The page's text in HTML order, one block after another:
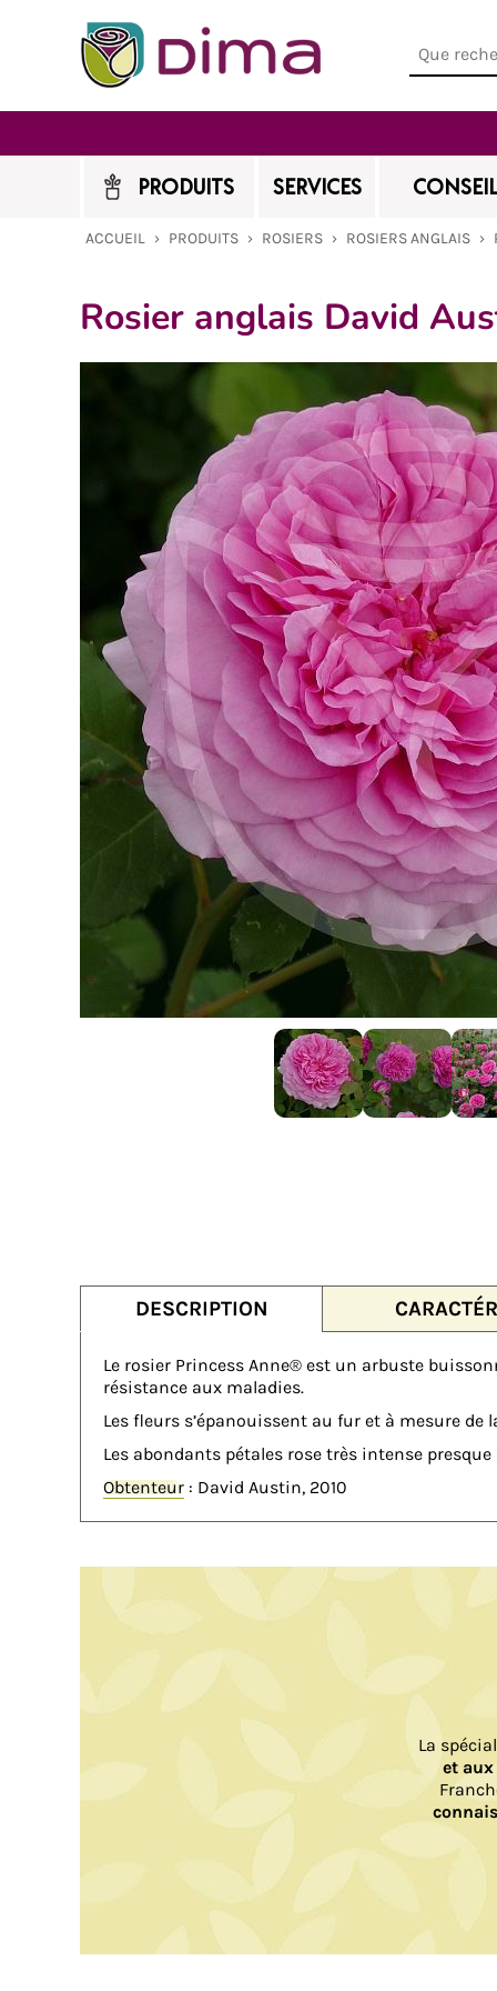
PRODUITS SERVICES
ACCUEIL › PRODUITS › ROSIERS › ROSIERS ANGLAIS ›
Rosier anglais David
DESCRIPTION
Le rosier Princess Anne® est un arbuste
résistance aux maladies.
Les fleurs s’épanouissent au fur et à mesure
Les abondants pétales rose très intense
Obtenteur : David Austin, 2010
La
et